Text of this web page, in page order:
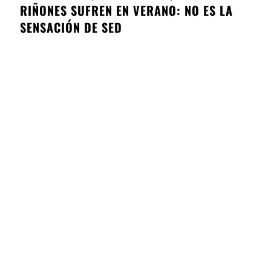
RIÑONES SUFREN EN VERANO: NO ES LA
SENSACIÓN DE SED